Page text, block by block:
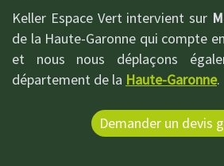
Keller Espace Vert intervient sur
de la Haute-Garonne qui compte
et nous nous déplaçons
département de la Haute-Garonne.
Demander un devis